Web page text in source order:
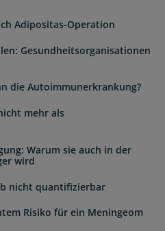
Adipositas-Operation
Gesundheitsorganisationen
die Autoimmunerkrankung?
mehr als
Warum sie auch in der
wird
nicht quantifizierbar
Risiko für ein Meningeom